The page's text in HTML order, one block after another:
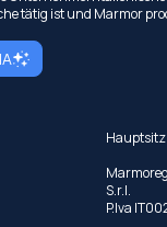
tätig ist und Marmor
S.r.l.
P.Iva